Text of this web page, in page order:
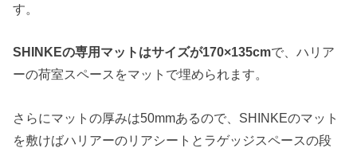
す。
SHINKEの専用マットはサイズが170×135cmで、ハリア
ーの荷室スペースをマットで埋められます。
さらにマットの厚みは50mmあるので、SHINKEのマット
を敷けばハリアーのリアシートとラゲッジスペースの段